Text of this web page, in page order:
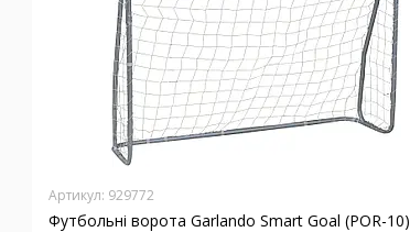
929772
Футбольні ворота Garlando Smart Goal (POR-10)